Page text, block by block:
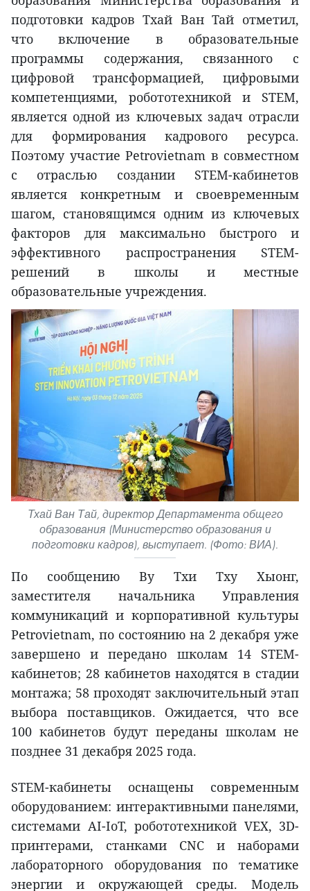
подготовки кадров Тхай Ван Тай отметил,
что включение в образовательные
программы содержания, связанного с
цифровой трансформацией, цифровыми
компетенциями, робототехникой и STEM,
является одной из ключевых задач отрасли
для формирования кадрового ресурса.
Поэтому участие Petrovietnam в совместном
с отраслью создании STEM-кабинетов
является конкретным и своевременным
шагом, становящимся одним из ключевых
факторов для максимально быстрого и
эффективного распространения STEM-
решений в школы и местные
образовательные учреждения.
Тхай Ван Тай, директор Департамента общего
образования (Министерство образования и
подготовки кадров), выступает. (Фото: ВИА).
По сообщению Ву Тхи Тху Хыонг,
заместителя начальника Управления
коммуникаций и корпоративной культуры
Petrovietnam, по состоянию на 2 декабря уже
завершено и передано школам 14 STEM-
кабинетов; 28 кабинетов находятся в стадии
монтажа; 58 проходят заключительный этап
выбора поставщиков. Ожидается, что все
100 кабинетов будут переданы школам не
позднее 31 декабря 2025 года.
STEM-кабинеты оснащены современным
оборудованием: интерактивными панелями,
системами AI-IoT, робототехникой VEX, 3D-
принтерами, станками CNC и наборами
лабораторного оборудования по тематике
энергии и окружающей среды. Модель